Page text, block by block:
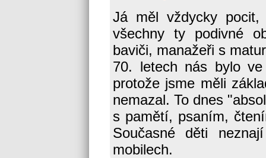
Já měl vždycky
všechny ty podivné
baviči, manažeři s
70. letech nás bylo
protože jsme měli
nemazal. To dnes
s pamětí, psaním,
Současné děti
mobilech.